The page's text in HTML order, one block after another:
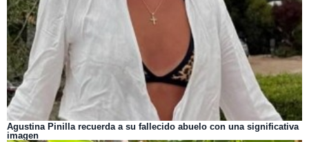
Agustina Pinilla recuerda a su fallecido abuelo con una significativa
imagen